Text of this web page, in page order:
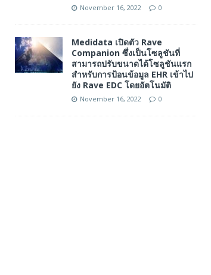
November 16, 2022 0
Medidata เปิดตัว Rave
Companion ซึ่งเป็นโซลูชันที่
สามารถปรับขนาดได้โซลูชันแรก
สำหรับการป้อนข้อมูล EHR เข้าไป
ยัง Rave EDC โดยอัตโนมัติ
November 16, 2022 0